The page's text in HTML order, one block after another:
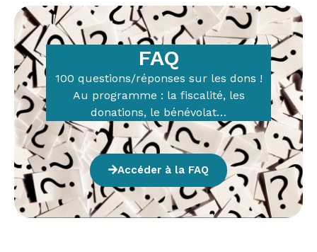
FAQ
100 questions/réponses sur les dons !
Au programme : la fiscalité, les
donations, le bénévolat…
Accéder à la FAQ